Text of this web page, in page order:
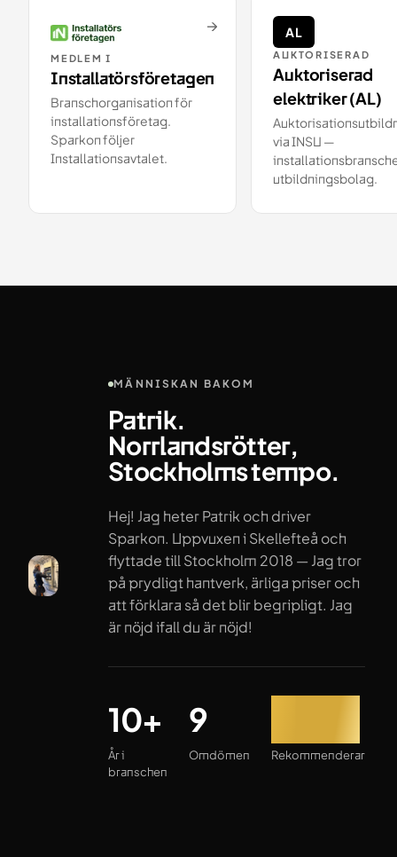
MEDLEM I
Installatörsföretagen
Branschorganisation för
installationsföretag.
Sparkon följer
Installationsavtalet.
→ AL
AUKTORISERAD
Auktoriserad
elektriker (AL)
via INSU —
utbildningsbolag.
MÄNNISKAN BAKOM
Patrik.
Norrlandsrötter,
Stockholms tempo.
Hej! Jag heter Patrik och driver
Sparkon. Uppvuxen i Skellefteå och
flyttade till Stockholm 2018 — Jag tror
på prydligt hantverk, ärliga priser och
att förklara så det blir begripligt. Jag
är nöjd ifall du är nöjd!
År i branschen
10+
År i
branschen
Omdömen
9
Omdömen Rekommenderar